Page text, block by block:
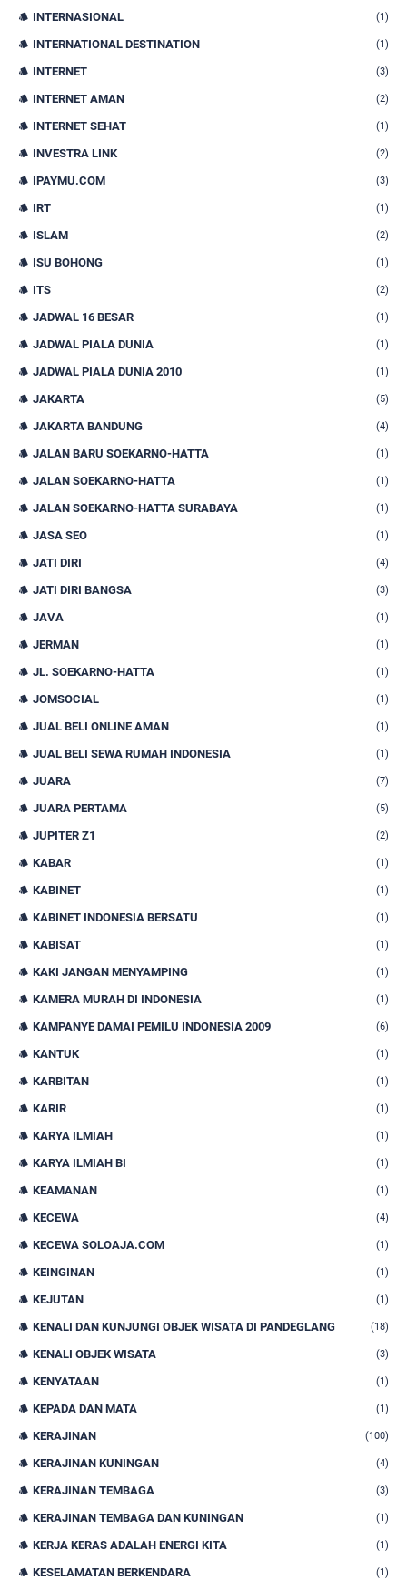
INTERNASIONAL (1)
INTERNATIONAL DESTINATION (1)
INTERNET (3)
INTERNET AMAN (2)
INTERNET SEHAT (1)
INVESTRA LINK (2)
IPAYMU.COM (3)
IRT (1)
ISLAM (2)
ISU BOHONG (1)
ITS (2)
JADWAL 16 BESAR (1)
JADWAL PIALA DUNIA (1)
JADWAL PIALA DUNIA 2010 (1)
JAKARTA (5)
JAKARTA BANDUNG (4)
JALAN BARU SOEKARNO-HATTA (1)
JALAN SOEKARNO-HATTA (1)
JALAN SOEKARNO-HATTA SURABAYA (1)
JASA SEO (1)
JATI DIRI (4)
JATI DIRI BANGSA (3)
JAVA (1)
JERMAN (1)
JL. SOEKARNO-HATTA (1)
JOMSOCIAL (1)
JUAL BELI ONLINE AMAN (1)
JUAL BELI SEWA RUMAH INDONESIA (1)
JUARA (7)
JUARA PERTAMA (5)
JUPITER Z1 (2)
KABAR (1)
KABINET (1)
KABINET INDONESIA BERSATU (1)
KABISAT (1)
KAKI JANGAN MENYAMPING (1)
KAMERA MURAH DI INDONESIA (1)
KAMPANYE DAMAI PEMILU INDONESIA 2009 (6)
KANTUK (1)
KARBITAN (1)
KARIR (1)
KARYA ILMIAH (1)
KARYA ILMIAH BI (1)
KEAMANAN (1)
KECEWA (4)
KECEWA SOLOAJA.COM (1)
KEINGINAN (1)
KEJUTAN (1)
KENALI DAN KUNJUNGI OBJEK WISATA DI PANDEGLANG (18)
KENALI OBJEK WISATA (3)
KENYATAAN (1)
KEPADA DAN MATA (1)
KERAJINAN (100)
KERAJINAN KUNINGAN (4)
KERAJINAN TEMBAGA (3)
KERAJINAN TEMBAGA DAN KUNINGAN (1)
KERJA KERAS ADALAH ENERGI KITA (1)
KESELAMATAN BERKENDARA (1)